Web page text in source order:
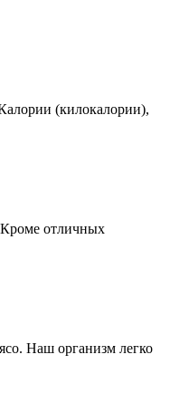
(килокалории),
отличных
Наш организм легко